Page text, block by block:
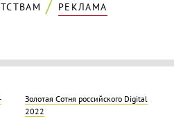
РЕКЛАМА
Золотая Cотня российского Digital
2022